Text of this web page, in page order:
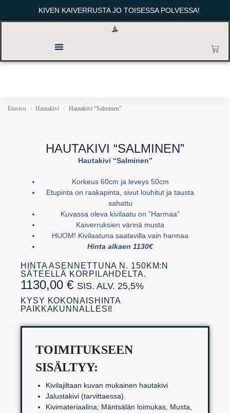
KIVEN KAIVERRUSTA JO TOISESSA POLVESSA!
Etusivu / Hautakivi / Hautakivi “Salminen”
HAUTAKIVI “SALMINEN”
Hautakivi “Salminen”
Korkeus 60cm ja leveys 50cm
Etupinta on raakapinta, sivut louhitut ja tausta
sahattu
Kuvassa oleva kivilaatu on ”Harmaa”
Kaiverruksien värinä musta
HUOM! Kivilaatuna saatavilla vain harmaa
Hinta alkaen 1130€
HINTA ASENNETTUNA N. 150KM:N
SÄTEELLÄ KORPILAHDELTA.
1130,00€ SIS. ALV. 25,5%
KYSY KOKONAISHINTA
PAIKKAKUNNALLESI!
TOIMITUKSEEN
SISÄLTYY:
Kivilajiltaan kuvan mukainen hautakivi
Jalustakivi (tarvittaessa).
Kivimateriaalina; Mäntsälän loimukas, Musta,